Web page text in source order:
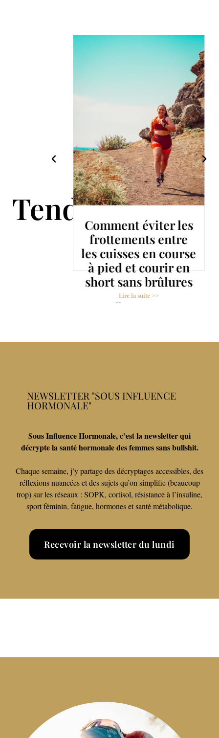
Tendance
Comment éviter les
frottements entre
les cuisses en course
à pied et courir en
short sans brûlures
Lire la suite >>
24 août 2021
NEWSLETTER "SOUS INFLUENCE
HORMONALE"
Sous Influence Hormonale, c’est la newsletter qui
décrypte la santé hormonale des femmes sans bullshit.
Chaque semaine, j’y partage des décryptages accessibles, des
réflexions nuancées et des sujets qu’on simplifie (beaucoup
trop) sur les réseaux : SOPK, cortisol, résistance à l’insuline,
sport féminin, fatigue, hormones et santé métabolique.
Recevoir la newsletter du lundi